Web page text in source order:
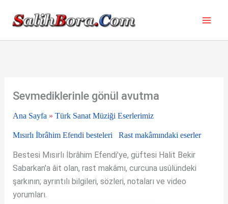
Sevmediklerinle gönül avutma
Ana Sayfa » Türk Sanat Müziği Eserlerimiz
Mısırlı İbrâhim Efendi besteleri Rast makâmındaki eserler
Bestesi Mısırlı İbrâhim Efendi'ye, güftesi Halit Bekir
Sabarkan'a âit olan, rast makâmı, curcuna usûlündeki
şarkının; ayrıntılı bilgileri, sözleri, notaları ve video
yorumları.